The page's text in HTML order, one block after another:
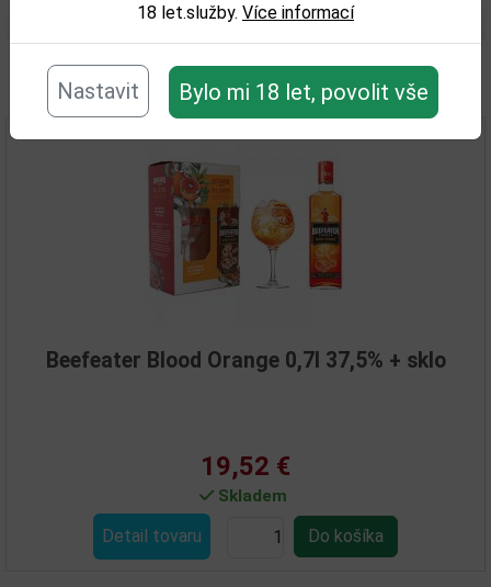
18 let.služby. Více informací
Nastavit Bylo mi 18 let, povolit vše
Související zboží
Beefeater Blood Orange 0,7l 37,5% + sklo
19,52 €
Skladem
Detail tovaru